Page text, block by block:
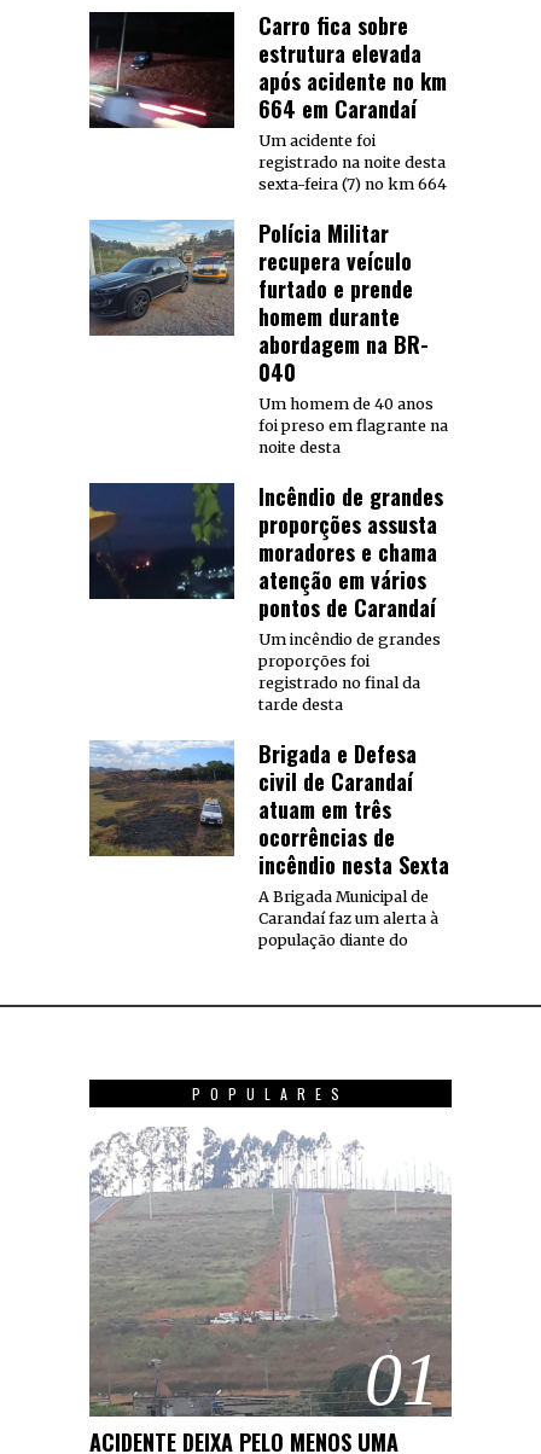
Carro fica sobre
estrutura elevada
após acidente no km
664 em Carandaí
Um acidente foi
registrado na noite desta
sexta-feira (7) no km 664
Polícia Militar
recupera veículo
furtado e prende
homem durante
abordagem na BR-
040
Um homem de 40 anos
foi preso em flagrante na
noite desta
Incêndio de grandes
proporções assusta
moradores e chama
atenção em vários
pontos de Carandaí
Um incêndio de grandes
proporções foi
registrado no final da
tarde desta
Brigada e Defesa
civil de Carandaí
atuam em três
ocorrências de
incêndio nesta Sexta
A Brigada Municipal de
Carandaí faz um alerta à
população diante do
POPULARES
01
ACIDENTE DEIXA PELO MENOS UMA